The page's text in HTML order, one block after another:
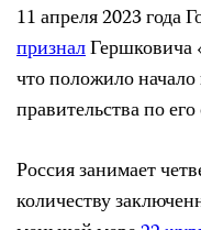
11 апреля 2023
призналГершковича
что положило
правительства по
Россия занимает
количеству